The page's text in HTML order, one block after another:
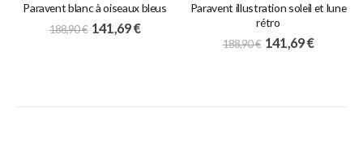
Paravent blanc à oiseaux bleus
188,90€ 141,69€
Paravent illustration soleil et lune
rétro
188,90€ 141,69€